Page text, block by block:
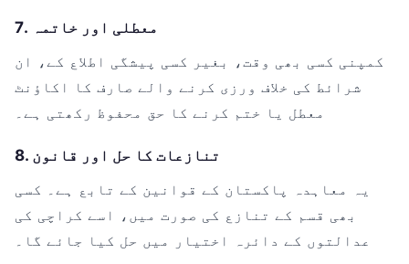
7. معطلی اور خاتمہ
کمپنی کسی بھی وقت، بغیر کسی پیشگی اطلاع کے، ان
شرائط کی خلاف ورزی کرنے والے صارف کا اکاؤنٹ
معطل یا ختم کرنے کا حق محفوظ رکھتی ہے۔
8. تنازعات کا حل اور قانون
یہ معاہدہ پاکستان کے قوانین کے تابع ہے۔ کسی
بھی قسم کے تنازع کی صورت میں، اسے کراچی کی
عدالتوں کے دائرہ اختیار میں حل کیا جائے گا۔